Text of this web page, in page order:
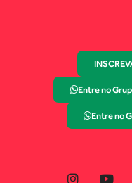
Entre no
Entre no